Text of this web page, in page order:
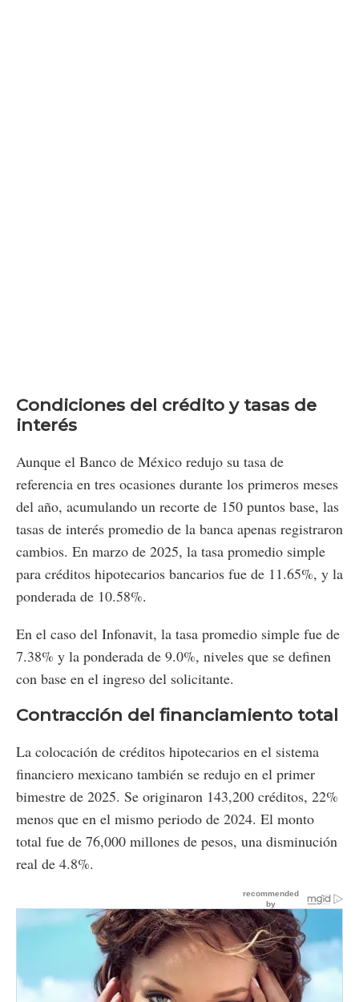
Condiciones del crédito y tasas de
interés
Aunque el Banco de México redujo su tasa de
referencia en tres ocasiones durante los primeros meses
del año, acumulando un recorte de 150 puntos base, las
tasas de interés promedio de la banca apenas registraron
cambios. En marzo de 2025, la tasa promedio simple
para créditos hipotecarios bancarios fue de 11.65%, y la
ponderada de 10.58%.
En el caso del Infonavit, la tasa promedio simple fue de
7.38% y la ponderada de 9.0%, niveles que se definen
con base en el ingreso del solicitante.
Contracción del financiamiento total
La colocación de créditos hipotecarios en el sistema
financiero mexicano también se redujo en el primer
bimestre de 2025. Se originaron 143,200 créditos, 22%
menos que en el mismo periodo de 2024. El monto
total fue de 76,000 millones de pesos, una disminución
real de 4.8%.